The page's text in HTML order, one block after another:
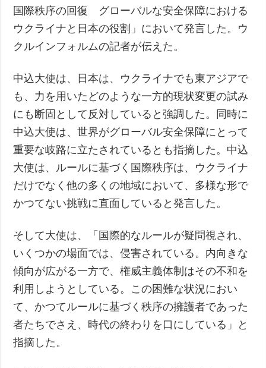
国際秩序の回復 グローバルな安全保障における
ウクライナと日本の役割」において発言した。ウ
クルインフォルムの記者が伝えた。
中込大使は、日本は、ウクライナでも東アジアで
も、力を用いたどのような一方的現状変更の試み
にも断固として反対していると強調した。同時に
中込大使は、世界がグローバル安全保障にとって
重要な岐路に立たされているとも指摘した。中込
大使は、ルールに基づく国際秩序は、ウクライナ
だけでなく他の多くの地域において、多様な形で
かつてない挑戦に直面していると発言した。
そして大使は、「国際的なルールが疑問視され、
いくつかの場面では、侵害されている。内向きな
傾向が広がる一方で、権威主義体制はその不和を
利用しようとしている。この困難な状況におい
て、かつてルールに基づく秩序の擁護者であった
者たちでさえ、時代の終わりを口にしている」と
指摘した。